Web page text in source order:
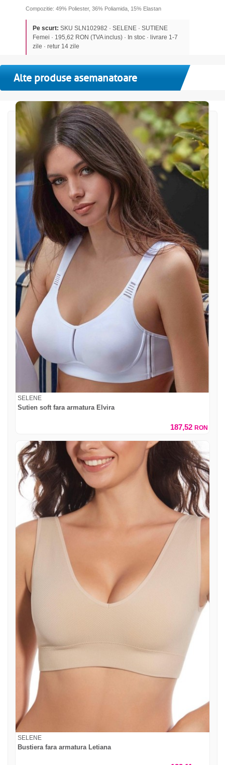
Compozitie: 49% Poliester, 36% Poliamida, 15% Elastan
Pe scurt: SKU SLN102982 · SELENE · SUTIENE
Femei · 195,62 RON (TVA inclus) · In stoc · livrare 1-7
zile · retur 14 zile
Alte produse asemanatoare
SELENE
Sutien soft fara armatura Elvira
187,52 RON
SELENE
Bustiera fara armatura Letiana